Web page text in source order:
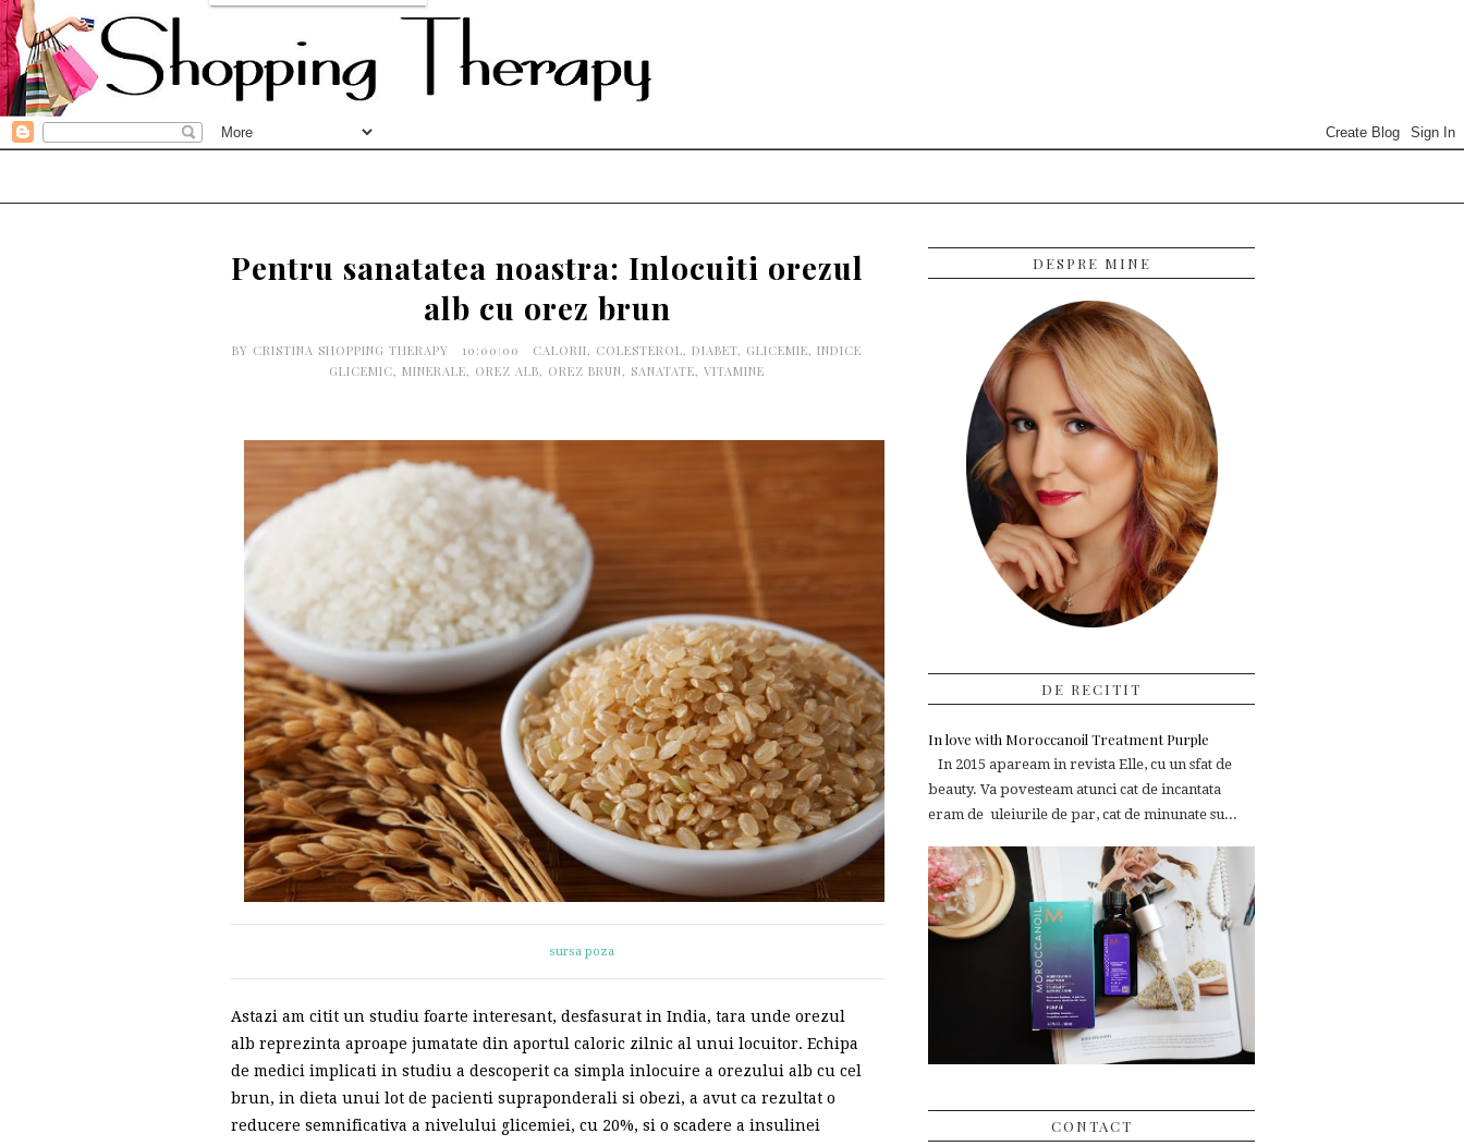
Pentru sanatatea noastra: Inlocuiti orezul
alb cu orez brun
BY CRISTINA SHOPPING THERAPY 10:00:00 CALORII, COLESTEROL, DIABET, GLICEMIE, INDICE
GLICEMIC, MINERALE, OREZ ALB, OREZ BRUN, SANATATE, VITAMINE
sursa poza
Astazi am citit un studiu foarte interesant, desfasurat in India, tara unde orezul
alb reprezinta aproape jumatate din aportul caloric zilnic al unui locuitor. Echipa
de medici implicati in studiu a descoperit ca simpla inlocuire a orezului alb cu cel
brun, in dieta unui lot de pacienti supraponderali si obezi, a avut ca rezultat o
reducere semnificativa a nivelului glicemiei, cu 20%, si o scadere a insulinei
DESPRE MINE
DE RECITIT
In love with Moroccanoil Treatment Purple
In 2015 apaream in revista Elle, cu un sfat de
beauty. Va povesteam atunci cat de incantata
eram de uleiurile de par, cat de minunate su...
CONTACT